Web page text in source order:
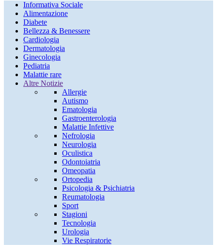
Informativa Sociale
Alimentazione
Diabete
Bellezza & Benessere
Cardiologia
Dermatologia
Ginecologia
Pediatria
Malattie rare
Altre Notizie
Allergie
Autismo
Ematologia
Gastroenterologia
Malattie Infettive
Nefrologia
Neurologia
Oculistica
Odontoiatria
Omeopatia
Ortopedia
Psicologia & Psichiatria
Reumatologia
Sport
Stagioni
Tecnologia
Urologia
Vie Respiratorie